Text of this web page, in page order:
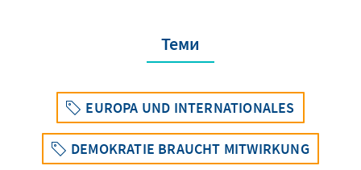
Теми
EUROPA UND INTERNATIONALES
DEMOKRATIE BRAUCHT MITWIRKUNG